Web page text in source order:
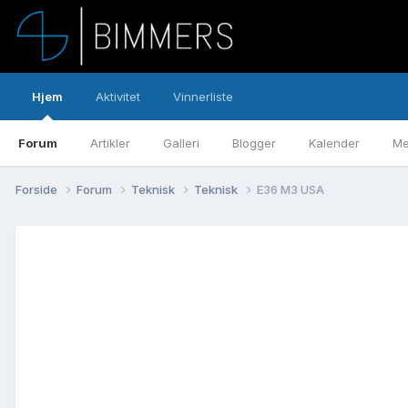
Hjem
Forum Artikler Galleri Blogger Kalender
Aktivitet Vinnerliste
Forside Forum Teknisk Teknisk E36 M3 USA